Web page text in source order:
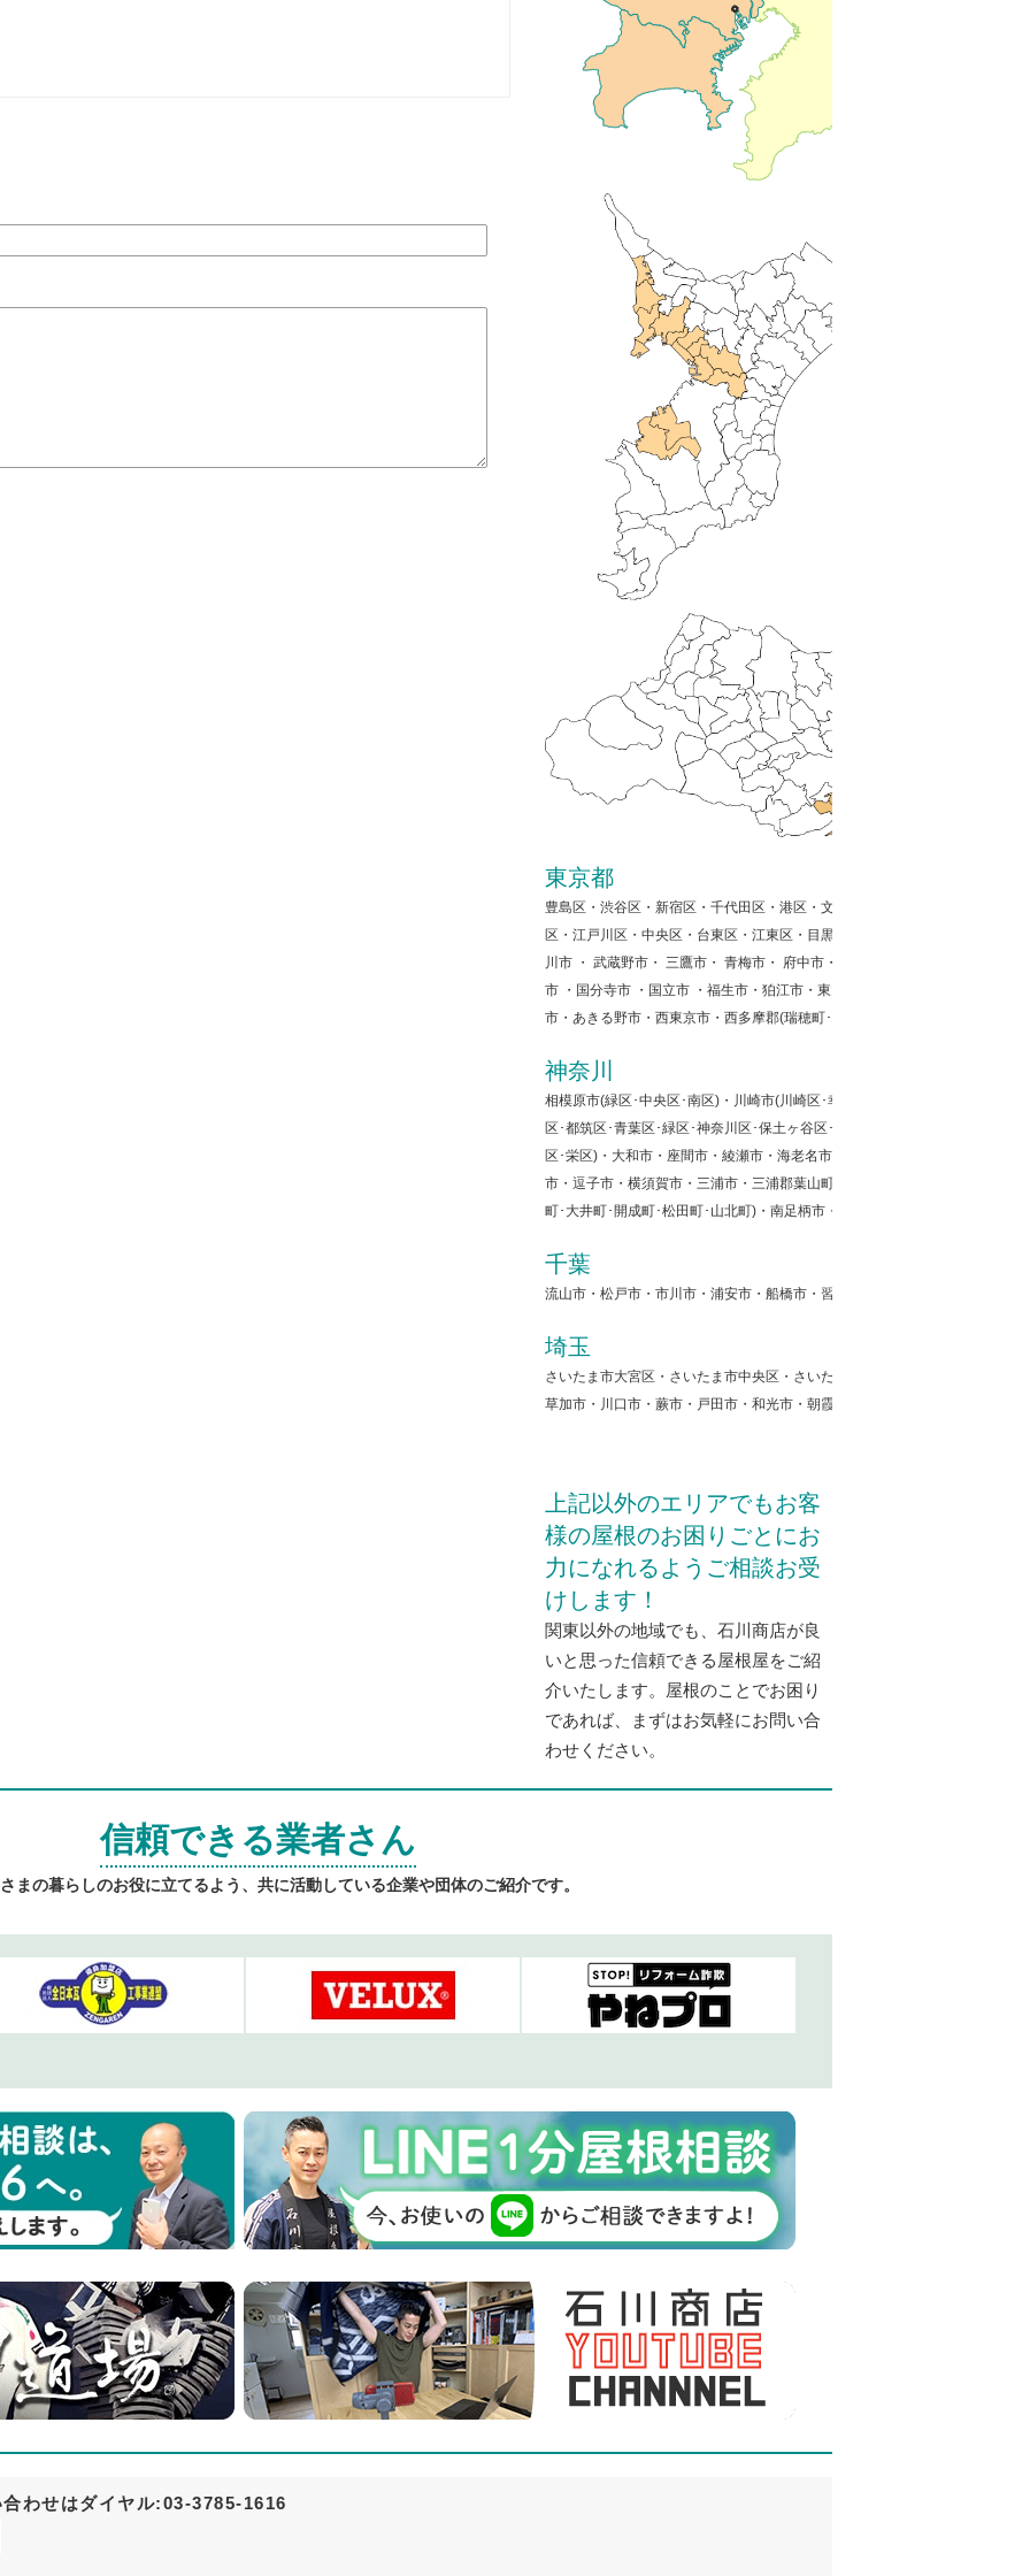
東京都
豊島区・渋谷区・新宿区・千代田区・港区・文京区・墨田区・品川区・大田
区・江戸川区・中央区・台東区・江東区・目黒区・世田谷区・中野区・練馬
川市 ・ 武蔵野市・ 三鷹市・ 青梅市・ 府中市・ 昭島市・ 調布市 ・ 町田市・
市 ・国分寺市 ・国立市 ・福生市・狛江市・東大和市・清瀬市・東久留米市
市・あきる野市・西東京市・西多摩郡(瑞穂町･日の出町･奥多摩町･檜原村)
神奈川
相模原市(緑区･中央区･南区)・川崎市(川崎区･幸区･中原区･高津区･宮前区･多
区･都筑区･青葉区･緑区･神奈川区･保土ヶ谷区･旭区･瀬谷区･西区･中区･南区･
区･栄区)・大和市・座間市・綾瀬市・海老名市・厚木市・伊勢原市・秦野市
市・逗子市・横須賀市・三浦市・三浦郡葉山町・愛甲郡(愛川町･清川村)・中
町･大井町･開成町･松田町･山北町)・南足柄市・小田原町
千葉
流山市・松戸市・市川市・浦安市・船橋市・習志野市・千葉市・袖ケ浦市・
埼玉
さいたま市大宮区・さいたま市中央区・さいたま市桜区・さいたま市浦和区
草加市・川口市・蕨市・戸田市・和光市・朝霞市・新座市・志木市・富士見
上記以外のエリアでもお客
様の屋根のお困りごとにお
力になれるようご相談お受
けします！
関東以外の地域でも、石川商店が良
いと思った信頼できる屋根屋をご紹
介いたします。屋根のことでお困り
であれば、まずはお気軽にお問い合
わせください。
信頼できる業者さん
まの暮らしのお役に立てるよう、共に活動している企業や団体のご紹介です。
わせはダイヤル:03-3785-1616